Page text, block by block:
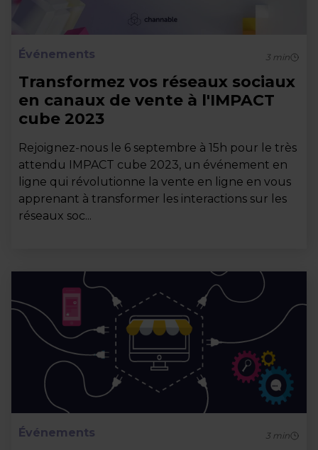
Événements 3min
Transformez vos réseaux sociaux
en canaux de vente à l'IMPACT
cube 2023
Rejoignez-nous le 6 septembre à 15h pour le très
attendu IMPACT cube 2023, un événement en
ligne qui révolutionne la vente en ligne en vous
apprenant à transformer les interactions sur les
réseaux soc...
Événements 3min